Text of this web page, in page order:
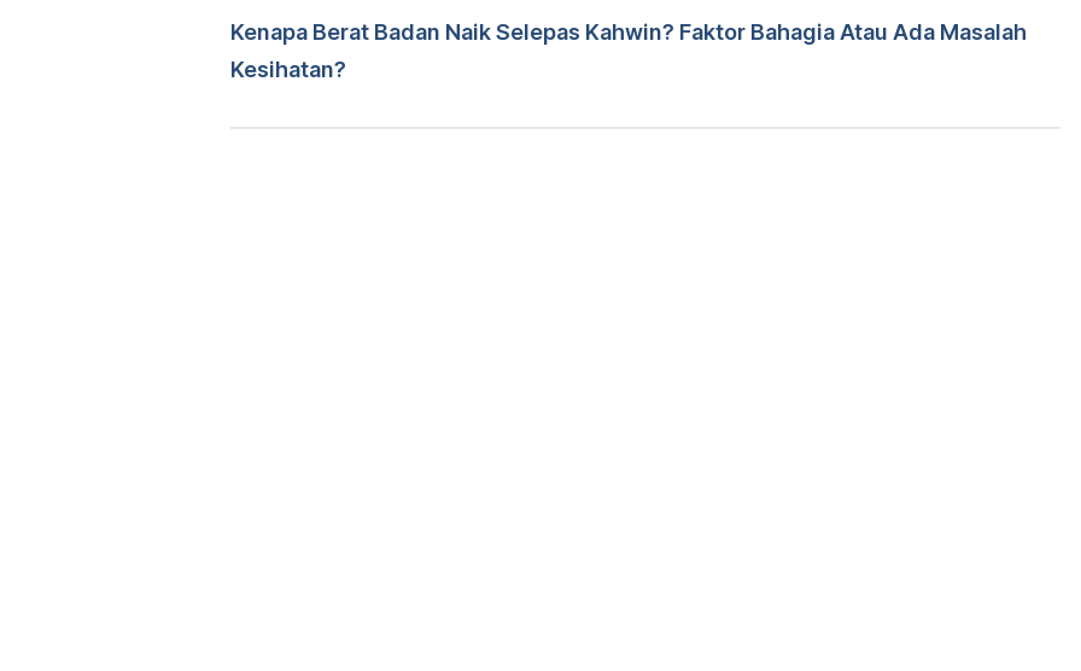
Kenapa Berat Badan Naik Selepas Kahwin? Faktor Bahagia Atau Ada Masalah
Kesihatan?